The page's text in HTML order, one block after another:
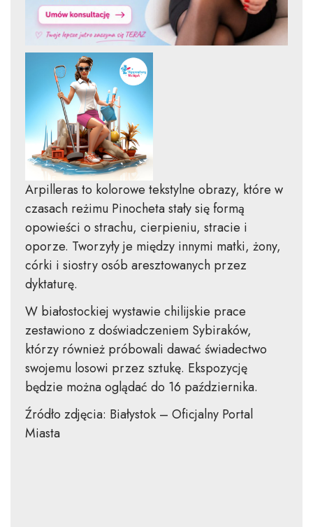
Arpilleras to kolorowe tekstylne obrazy, które w
czasach reżimu Pinocheta stały się formą
opowieści o strachu, cierpieniu, stracie i
oporze. Tworzyły je między innymi matki, żony,
córki i siostry osób aresztowanych przez
dyktaturę.
W białostockiej wystawie chilijskie prace
zestawiono z doświadczeniem Sybiraków,
którzy również próbowali dawać świadectwo
swojemu losowi przez sztukę. Ekspozycję
będzie można oglądać do 16 października.
Źródło zdjęcia: Białystok – Oficjalny Portal
Miasta